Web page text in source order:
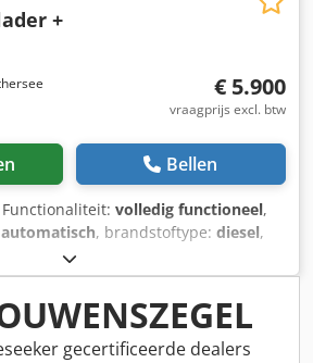
+
€ 5.900
vraagprijs excl. btw
Bellen
Functionaliteit: volledig functioneel,
automatisch, brandstoftype: diesel,
7.500 kg
Bouwjaar:1977, Uitrusting:
in orde Dkjdpfet S Idrox Abior
gecertificeerde dealers